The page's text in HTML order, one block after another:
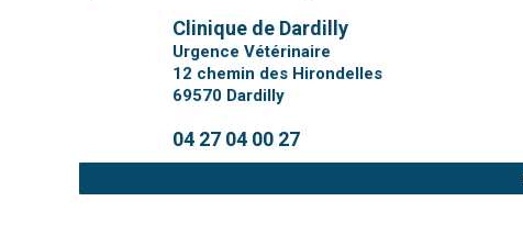
Clinique de Dardilly
Urgence Vétérinaire
12 chemin des Hirondelles
69570 Dardilly
04 27 04 00 27